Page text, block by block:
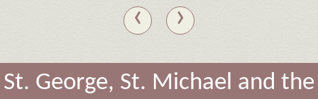
‹ ›
St. George, St. Michael and the